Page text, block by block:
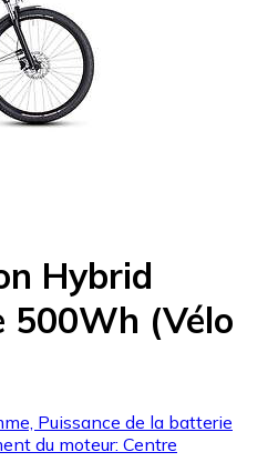
Hybrid
500Wh (Vélo
Puissance de la batterie
du moteur: Centre